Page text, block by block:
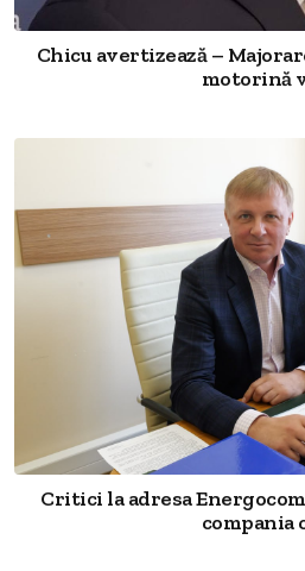
Chicu avertizează –
motorină
Critici la adresa
compania